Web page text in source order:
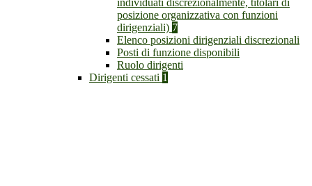
individuati discrezionalmente, titolari di
posizione organizzativa con funzioni
dirigenziali) 7
Elenco posizioni dirigenziali discrezionali
Posti di funzione disponibili
Ruolo dirigenti
Dirigenti cessati 1